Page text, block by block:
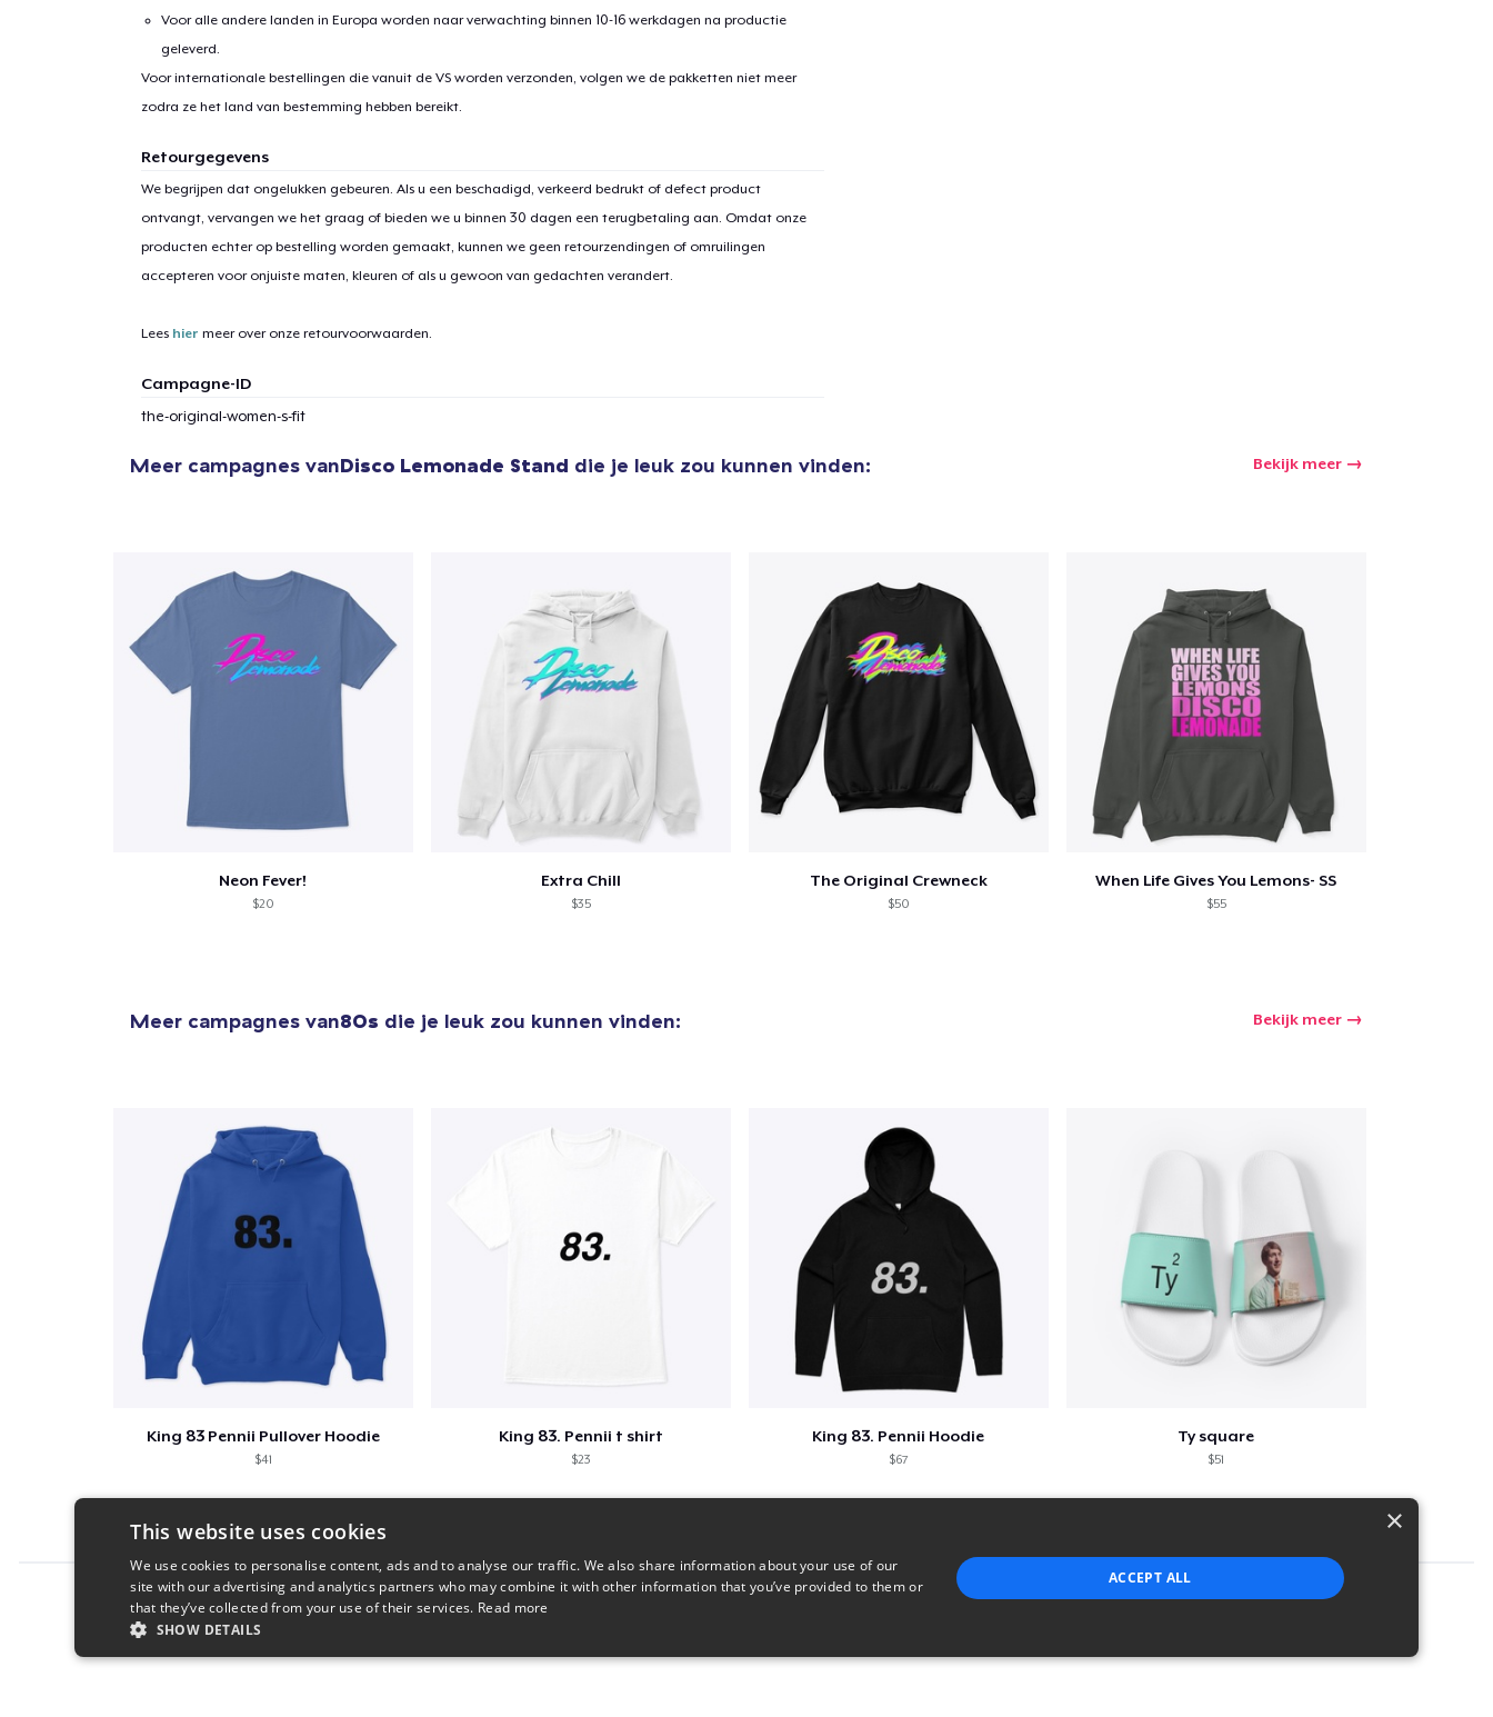
Voor alle andere landen in Europa worden naar verwachting binnen 10-16 werkdagen na productie
geleverd.
Voor internationale bestellingen die vanuit de VS worden verzonden, volgen we de pakketten niet meer
zodra ze het land van bestemming hebben bereikt.
Retourgegevens
We begrijpen dat ongelukken gebeuren. Als u een beschadigd, verkeerd bedrukt of defect product
ontvangt, vervangen we het graag of bieden we u binnen 30 dagen een terugbetaling aan. Omdat onze
producten echter op bestelling worden gemaakt, kunnen we geen retourzendingen of omruilingen
accepteren voor onjuiste maten, kleuren of als u gewoon van gedachten verandert.
Lees hier meer over onze retourvoorwaarden.
Campagne-ID
the-original-women-s-fit
Meer campagnes vanDisco Lemonade Stand die je leuk zou kunnen vinden: Bekijk meer
Neon Fever!
$20
Extra Chill
$35
The Original Crewneck
$50
When Life Gives You Lemons- SS
$55
Meer campagnes van80s die je leuk zou kunnen vinden: Bekijk meer
King 83 Pennii Pullover Hoodie
$41
King 83. Pennii t shirt
$23
King 83. Pennii Hoodie
$67
Ty square
$51
Report this product
×
This website uses cookies
We use cookies to personalise content, ads and to analyse our traffic. We also share information about your use of our
site with our advertising and analytics partners who may combine it with other information that you’ve provided to them or
that they’ve collected from your use of their services. Read more
SHOW DETAILS
ACCEPT ALL